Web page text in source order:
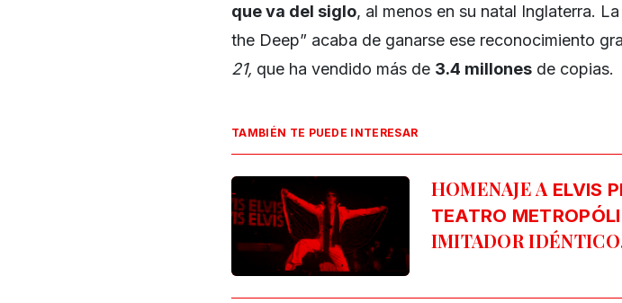
que va del siglo, al menos en su natal Inglaterra.
the Deep” acaba de ganarse ese reconocimiento
21, que ha vendido más de 3.4 millones de copias.
TAMBIÉN TE PUEDE INTERESAR
HOMENAJE AELVIS
TEATRO
IMITADOR